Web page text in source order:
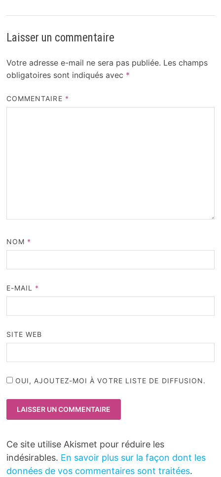
Laisser un commentaire
Votre adresse e-mail ne sera pas publiée. Les champs
obligatoires sont indiqués avec *
COMMENTAIRE *
NOM *
E-MAIL *
SITE WEB
OUI, AJOUTEZ-MOI À VOTRE LISTE DE DIFFUSION.
Ce site utilise Akismet pour réduire les
indésirables. En savoir plus sur la façon dont les
données de vos commentaires sont traitées.